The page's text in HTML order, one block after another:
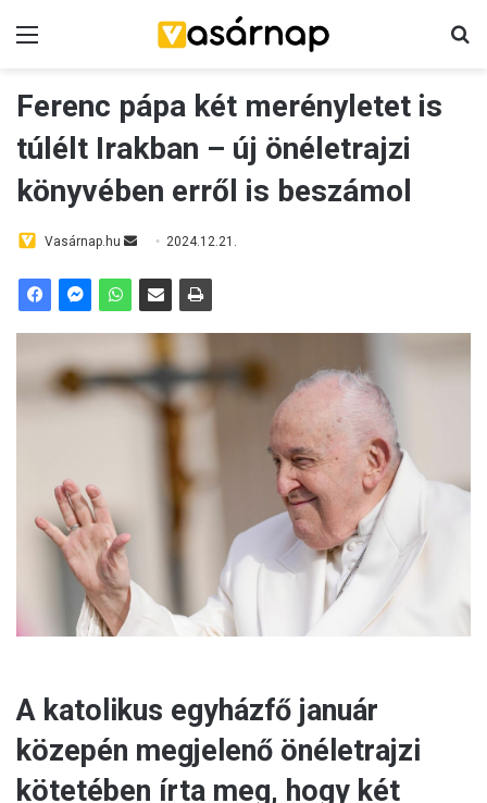
Ferenc pápa két merényletet is
túlélt Irakban – új önéletrajzi
könyvében erről is beszámol
Vasárnap.hu
n
e
2024.12.21.
A katolikus egyházfő január
közepén megjelenő önéletrajzi
kötetében írta meg, hogy két